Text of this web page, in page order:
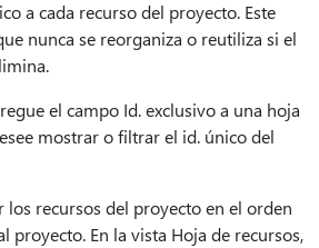
a cada recurso del proyecto. Este
nunca se reorganiza o reutiliza si el
el campo Id. exclusivo a una hoja
mostrar o filtrar el id. único del
los recursos del proyecto en el orden
proyecto. En la vista Hoja de recursos,